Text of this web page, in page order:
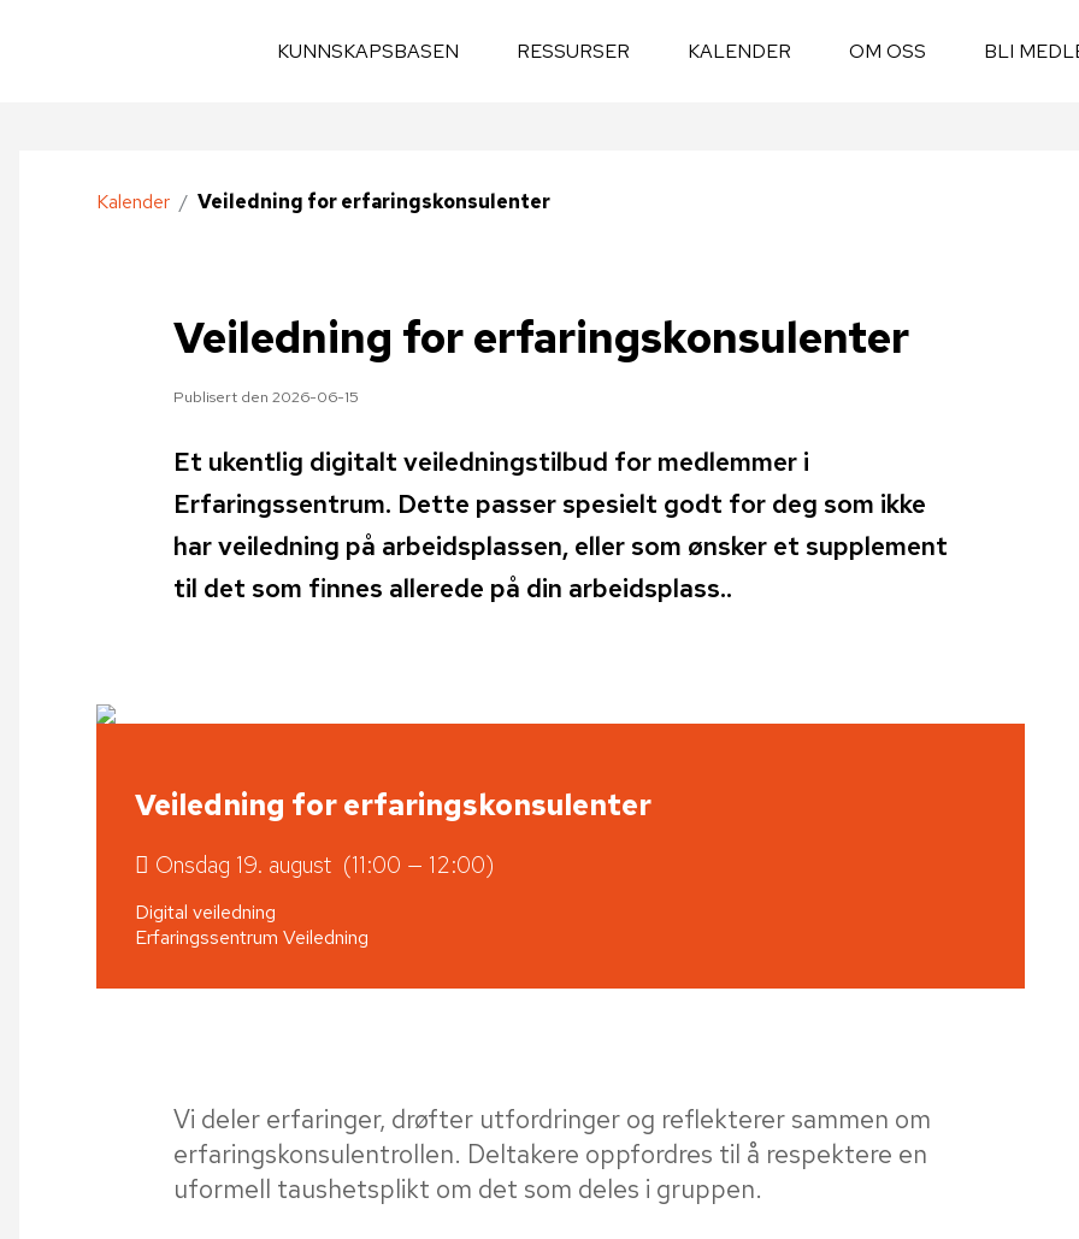
KUNNSKAPSBASEN RESSURSER KALENDER OM OSS BLI
Kalender / Veiledning for erfaringskonsulenter
Veiledning for erfaringskonsulenter
Publisert den 2026-06-15
Et ukentlig digitalt veiledningstilbud for medlemmer i
Erfaringssentrum. Dette passer spesielt godt for deg som ikke
har veiledning på arbeidsplassen, eller som ønsker et supplement
til det som finnes allerede på din arbeidsplass..
Veiledning for erfaringskonsulenter
Onsdag 19. august (11:00 — 12:00)
Digital veiledning
Erfaringssentrum Veiledning
Vi deler erfaringer, drøfter utfordringer og reflekterer sammen om
erfaringskonsulentrollen. Deltakere oppfordres til å respektere en
uformell taushetsplikt om det som deles i gruppen.